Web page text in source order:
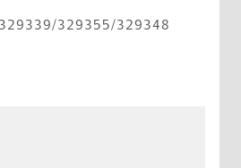
329355/329348